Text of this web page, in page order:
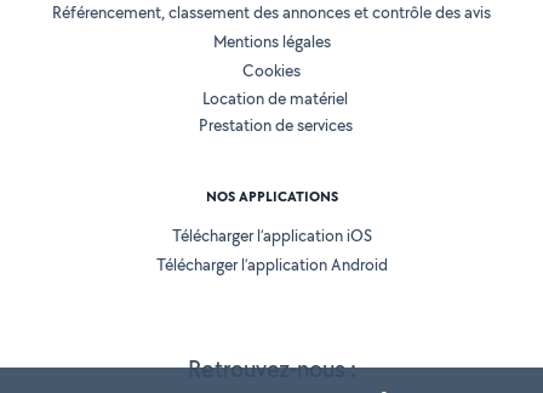
Retrouvez-nous :
Référencement, classement des annonces et contrôle des avis
Mentions légales
Cookies
Location de matériel
Prestation de services
NOS APPLICATIONS
Télécharger l’application iOS
Télécharger l’application Android